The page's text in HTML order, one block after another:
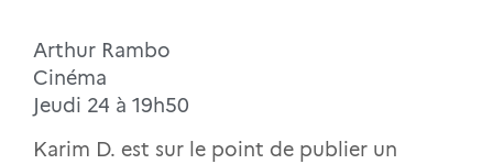
Arthur Rambo
Cinéma
Jeudi 24 à 19h50
Karim D. est sur le point de publier un